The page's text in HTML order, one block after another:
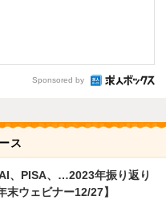
Sponsored by
ス
、PISA、…2023年振り返り
末ウェビナー12/27】